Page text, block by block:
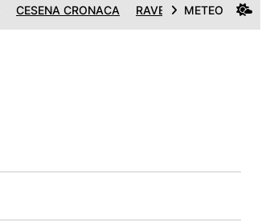
CESENA CRONACA RAVENNA CRONACA
METEO